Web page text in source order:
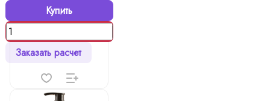
Купить
Заказать расчет